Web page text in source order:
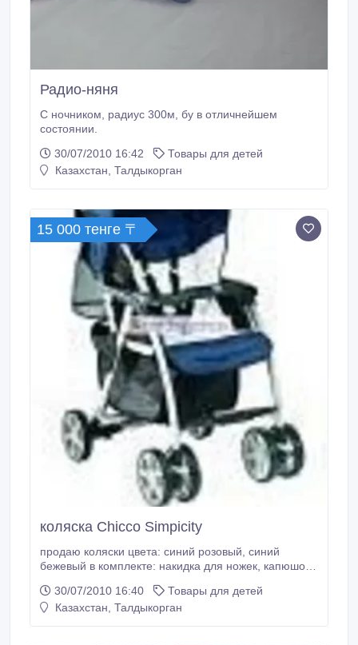
Радио-няня
С ночником, радиус 300м, бу в отличнейшем
состоянии.
30/07/2010 16:42
Товары для детей
Казахстан, Талдыкорган
15 000 тенге 〒
коляска Chicco Simpicity
продаю коляски цвета: синий розовый, синий
бежевый в комплекте: накидка для ножек, капюшон
сумка! Пятиточечный ремень безопасности.
Удобное кресло, с твердой спинкой имеющей 4
30/07/2010 16:40
Товары для детей
Казахстан, Талдыкорган